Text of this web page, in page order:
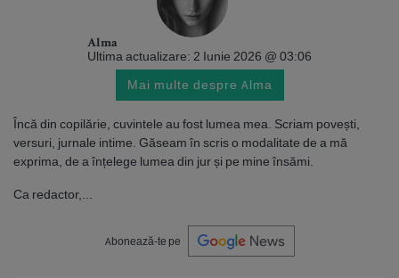
Alma
Ultima actualizare: 2 Iunie 2026 @ 03:06
Mai multe despre Alma
Încă din copilărie, cuvintele au fost lumea mea. Scriam povești,
versuri, jurnale intime. Găseam în scris o modalitate de a mă
exprima, de a înțelege lumea din jur și pe mine însămi.
Ca redactor,...
Abonează-te pe